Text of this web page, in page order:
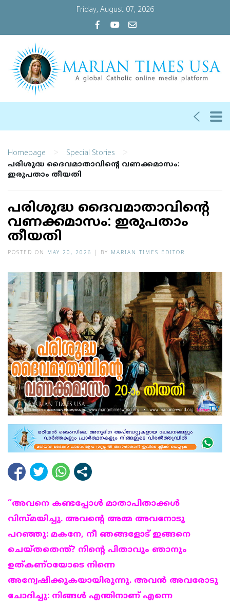
Friday, August 07, 2026
Homepage > Special Stories >
പരിശുദ്ധ ദൈവമാതാവിന്റെ വണക്കമാസം:
ഇരുപതാം തീയതി
പരിശുദ്ധ ദൈവമാതാവിന്റെ
വണക്കമാസം: ഇരുപതാം
തീയതി
POSTED ON MAY 20, 2026 BY MARIAN TIMES EDITOR
“അവനെ കണ്ടപ്പോള്‍ മാതാപിതാക്കള്‍
വിസ്മയിച്ചു. അവന്റെ അമ്മ അവനോടു
പറഞ്ഞു: മകനേ, നീ ഞങ്ങളോട് ഇങ്ങനെ
ചെയ്തതെന്ത്? നിന്റെ പിതാവും ഞാനും
ഉത്കണ്ഠയോടെ നിന്നെ
അന്വേഷിക്കുകയായിരുന്നു. അവന്‍ അവരോടു
ചോദിച്ചു: നിങ്ങള്‍ എന്തിനാണ് എന്നെ